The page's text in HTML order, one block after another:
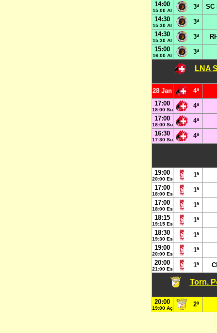
14:00
15:00 Al
3ª
SC
14:30
15:30 Al
3ª
14:30
15:30 Al
3ª
15:00
16:00 Al
3ª
LNA
28 Jan
4ª
17:00
18:00 Su
4ª
17:00
18:00 Su
4ª
16:30
17:30 Su
4ª
19:00
20:00 Es
1ª
17:00
18:00 Es
1ª
17:00
18:00 Es
1ª
18:15
19:15 Es
1ª
18:30
19:30 Es
1ª
19:00
20:00 Es
1ª
20:00
21:00 Es
1ª
Torn.
20:00
19:00 Aç
2ª